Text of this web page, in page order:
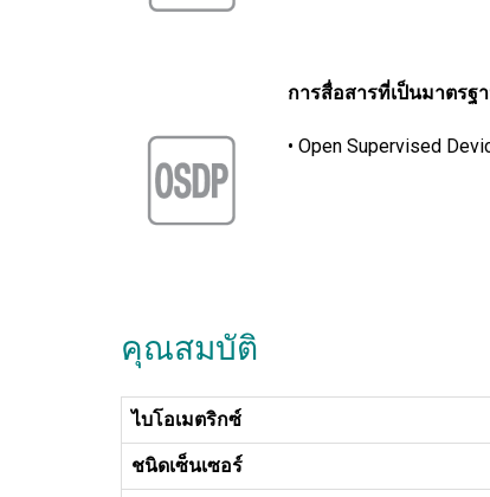
การสื่อสารที่เป็นมาตรฐ
• Open Supervised
คุณสมบัติ
ไบโอเมตริกซ์
ชนิดเซ็นเซอร์